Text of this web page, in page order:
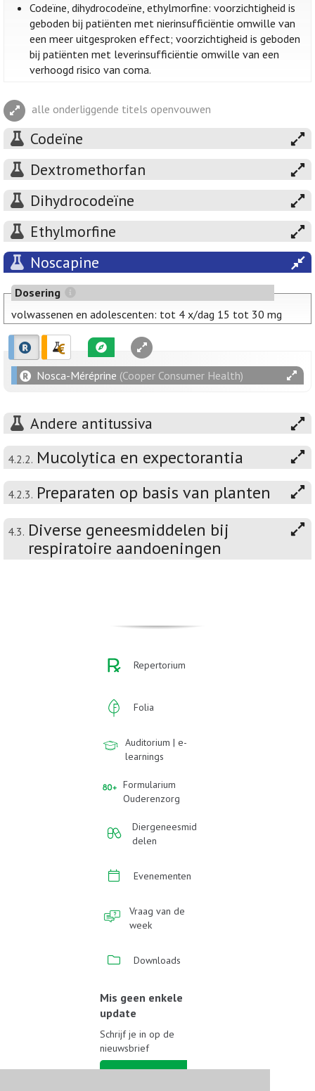
Codeïne, dihydrocodeïne, ethylmorfine: voorzichtigheid is
geboden bij patiënten met nierinsufficiëntie omwille van
een meer uitgesproken effect; voorzichtigheid is geboden
bij patiënten met leverinsufficiëntie omwille van een
verhoogd risico van coma.
alle onderliggende titels openvouwen
Codeïne
Dextromethorfan
Dihydrocodeïne
Ethylmorfine
Noscapine
Dosering
volwassenen en adolescenten: tot 4 x/dag 15 tot 30 mg
Nosca-Méréprine (Cooper Consumer Health)
Andere antitussiva
4.2.2. Mucolytica en expectorantia
4.2.3. Preparaten op basis van planten
4.3. Diverse geneesmiddelen bij
respiratoire aandoeningen
Repertorium
Folia
Auditorium | e-
learnings
Formularium
Ouderenzorg
Diergeneesmid
delen
Evenementen
Vraag van de
week
Downloads
Mis geen enkele
update
Schrijf je in op de
nieuwsbrief